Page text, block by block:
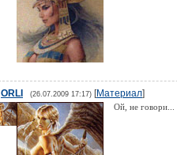
ORLI (26.07.2009 17:17) [Материал]
Ой, не говори...